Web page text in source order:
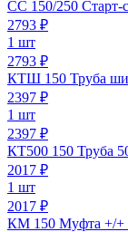
СС 150/250 Старт-
2793 ₽
1 шт
2793 ₽
КТШ 150 Труба
2397 ₽
1 шт
2397 ₽
КТ500 150 Труба
2017 ₽
1 шт
2017 ₽
КМ 150 Муфта +/+